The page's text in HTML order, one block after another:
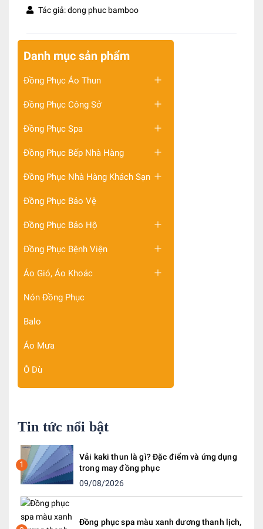
Tác giả: dong phuc bamboo
Danh mục sản phẩm
Đồng Phục Áo Thun
Đồng Phục Công Sở
Đồng Phục Spa
Đồng Phục Bếp Nhà Hàng
Đồng Phục Nhà Hàng Khách Sạn
Đồng Phục Bảo Vệ
Đồng Phục Bảo Hộ
Đồng Phục Bệnh Viện
Áo Gió, Áo Khoác
Nón Đồng Phục
Balo
Áo Mưa
Ô Dù
Tin tức nổi bật
1
Vải kaki thun là gì? Đặc điểm và ứng dụng
trong may đồng phục
09/08/2026
Đồng phục spa màu xanh dương thanh lịch,